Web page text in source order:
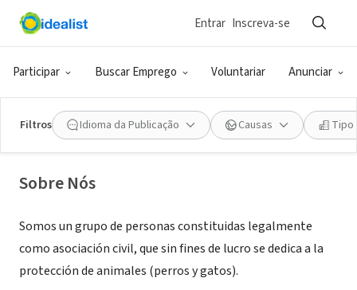
Participar Buscar Emprego Voluntariar Anunciar
Entrar Inscreva-se
Filtros Idioma da Publicação Causas Tipo
ONG (SETOR SOCIAL)
Organización de Voluntarios para
la Protección Animal OVOPA
Monterrey, XA, México www.ovopa.org.mx
Sobre Nós
Somos un grupo de personas constituidas legalmente
como asociación civil, que sin fines de lucro se dedica a la
protección de animales (perros y gatos).